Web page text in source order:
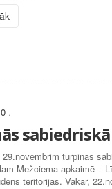
.
turpinās
Mežciema apkaimē –
teritorijas. Vakar,